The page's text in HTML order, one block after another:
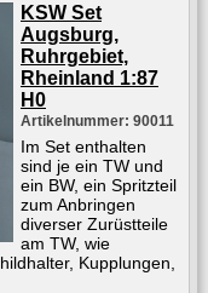
KSW Set
Augsburg,
Ruhrgebiet,
Rheinland 1:87
H0
Artikelnummer: 90011
Im Set enthalten
sind je ein TW und
ein BW, ein Spritzteil
zum Anbringen
diverser Zurüstteile
am TW, wie
Kupplungen,